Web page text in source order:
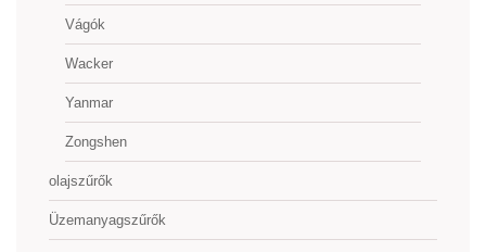
Vágók
Wacker
Yanmar
Zongshen
olajszűrők
Üzemanyagszűrők